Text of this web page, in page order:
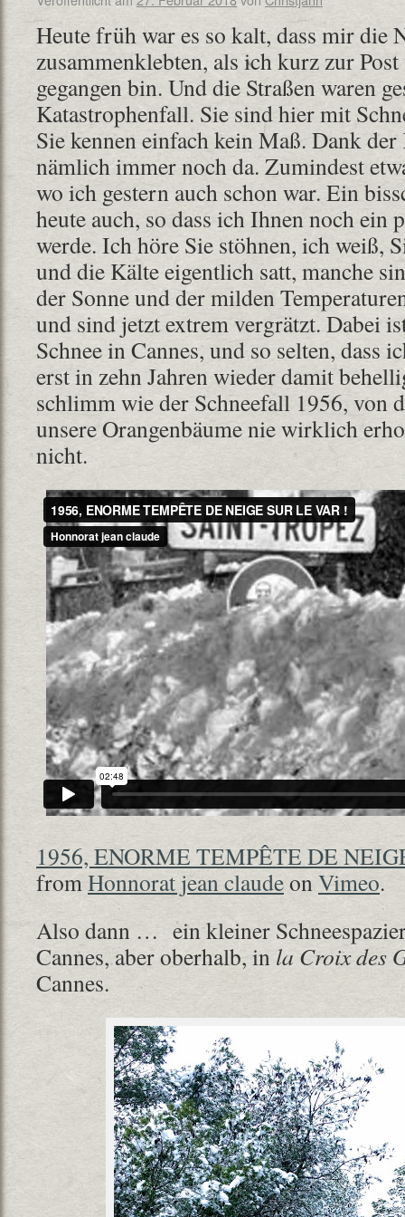
Heute früh war es so kalt, dass mir die
zusammenklebten, als ich kurz zur
gegangen bin. Und die Straßen waren
Katastrophenfall. Sie sind hier mit
Sie kennen einfach kein Maß. Dank
nämlich immer noch da. Zumindest
wo ich gestern auch schon war. Ein
heute auch, so dass ich Ihnen noch ein
werde. Ich höre Sie stöhnen, ich weiß,
und die Kälte eigentlich satt, manche
der Sonne und der milden
und sind jetzt extrem vergrätzt. Dabei
Schnee in Cannes, und so selten, dass
erst in zehn Jahren wieder damit
schlimm wie der Schneefall 1956, von
unsere Orangenbäume nie wirklich
nicht.
1956, ENORME TEMPÊTE DE
fromHonnorat jean claudeonVimeo.
Also dann … ein kleiner
Cannes, aber oberhalb, in la Croix des
Cannes.